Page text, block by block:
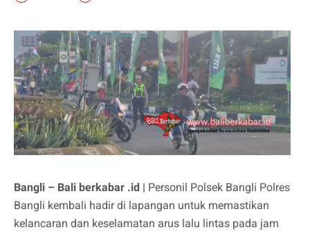
Bangli – Bali berkabar .id | Personil Polsek Bangli Polres
Bangli kembali hadir di lapangan untuk memastikan
kelancaran dan keselamatan arus lalu lintas pada jam